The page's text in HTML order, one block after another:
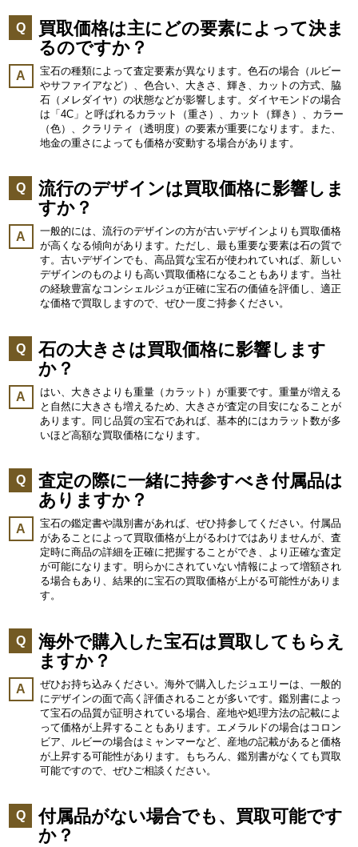
Q
買取価格は主にどの要素によって決ま
るのですか？
A
宝石の種類によって査定要素が異なります。色石の場合（ルビー
やサファイアなど）、色合い、大きさ、輝き、カットの方式、脇
石（メレダイヤ）の状態などが影響します。ダイヤモンドの場合
は「4C」と呼ばれるカラット（重さ）、カット（輝き）、カラー
（色）、クラリティ（透明度）の要素が重要になります。また、
地金の重さによっても価格が変動する場合があります。
Q
流行のデザインは買取価格に影響しま
すか？
A
一般的には、流行のデザインの方が古いデザインよりも買取価格
が高くなる傾向があります。ただし、最も重要な要素は石の質で
す。古いデザインでも、高品質な宝石が使われていれば、新しい
デザインのものよりも高い買取価格になることもあります。当社
の経験豊富なコンシェルジュが正確に宝石の価値を評価し、適正
な価格で買取しますので、ぜひ一度ご持参ください。
Q
石の大きさは買取価格に影響します
か？
A
はい、大きさよりも重量（カラット）が重要です。重量が増える
と自然に大きさも増えるため、大きさが査定の目安になることが
あります。同じ品質の宝石であれば、基本的にはカラット数が多
いほど高額な買取価格になります。
Q
査定の際に一緒に持参すべき付属品は
ありますか？
A
宝石の鑑定書や識別書があれば、ぜひ持参してください。付属品
があることによって買取価格が上がるわけではありませんが、査
定時に商品の詳細を正確に把握することができ、より正確な査定
が可能になります。明らかにされていない情報によって増額され
る場合もあり、結果的に宝石の買取価格が上がる可能性がありま
す。
Q
海外で購入した宝石は買取してもらえ
ますか？
A
ぜひお持ち込みください。海外で購入したジュエリーは、一般的
にデザインの面で高く評価されることが多いです。鑑別書によっ
て宝石の品質が証明されている場合、産地や処理方法の記載によ
って価格が上昇することもあります。エメラルドの場合はコロン
ビア、ルビーの場合はミャンマーなど、産地の記載があると価格
が上昇する可能性があります。もちろん、鑑別書がなくても買取
可能ですので、ぜひご相談ください。
Q
付属品がない場合でも、買取可能です
か？